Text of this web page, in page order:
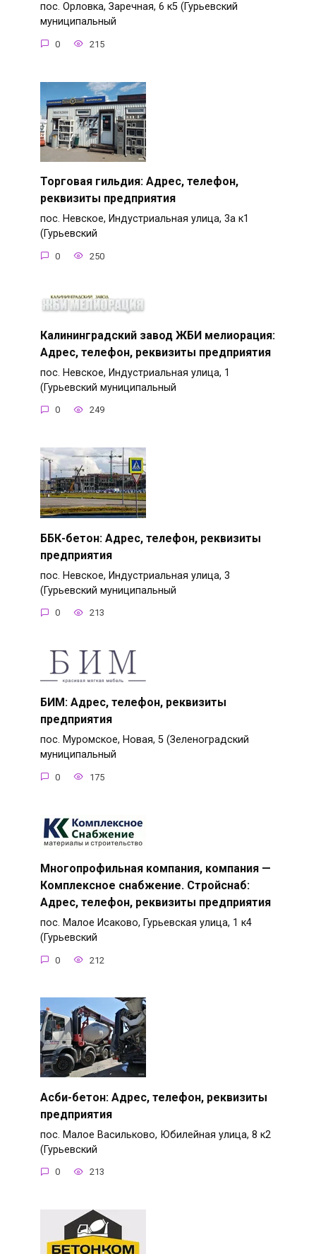
пос. Орловка, Заречная, 6 к5 (Гурьевский
муниципальный
0 215
Торговая гильдия: Адрес, телефон,
реквизиты предприятия
пос. Невское, Индустриальная улица, 3а к1
(Гурьевский
0 250
Калининградский завод ЖБИ мелиорация:
Адрес, телефон, реквизиты предприятия
пос. Невское, Индустриальная улица, 1
(Гурьевский муниципальный
0 249
ББК-бетон: Адрес, телефон, реквизиты
предприятия
пос. Невское, Индустриальная улица, 3
(Гурьевский муниципальный
0 213
БИМ: Адрес, телефон, реквизиты
предприятия
пос. Муромское, Новая, 5 (Зеленоградский
муниципальный
0 175
Многопрофильная компания, компания —
Комплексное снабжение. Стройснаб:
Адрес, телефон, реквизиты предприятия
пос. Малое Исаково, Гурьевская улица, 1 к4
(Гурьевский
0 212
Асби-бетон: Адрес, телефон, реквизиты
предприятия
пос. Малое Васильково, Юбилейная улица, 8 к2
(Гурьевский
0 213